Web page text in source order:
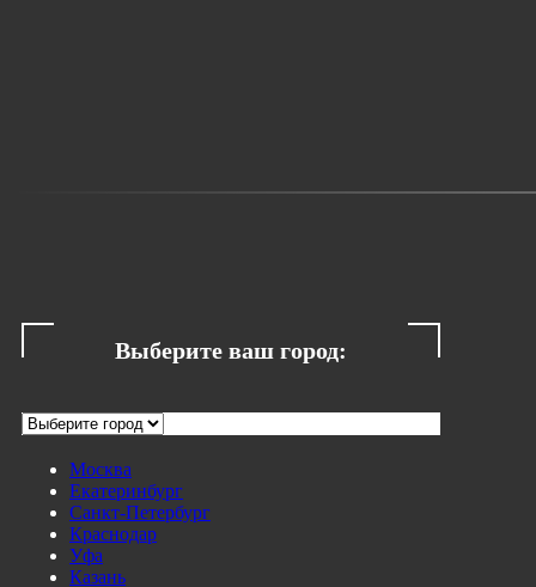
Выберите ваш город:
Москва
Екатеринбург
Санкт-Петербург
Краснодар
Уфа
Казань